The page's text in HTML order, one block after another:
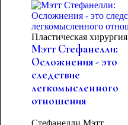
Пластическая хирургия
Мэтт Стефанелли:
Осложнения - это
следствие
легкомысленного
отношения
Стефанелли Мэтт